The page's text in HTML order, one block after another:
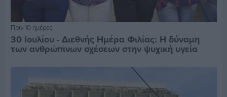
Πριν 10 ημέρες
30 Ιουλίου - Διεθνής Ημέρα Φιλίας: Η δύναμη
των ανθρώπινων σχέσεων στην ψυχική υγεία